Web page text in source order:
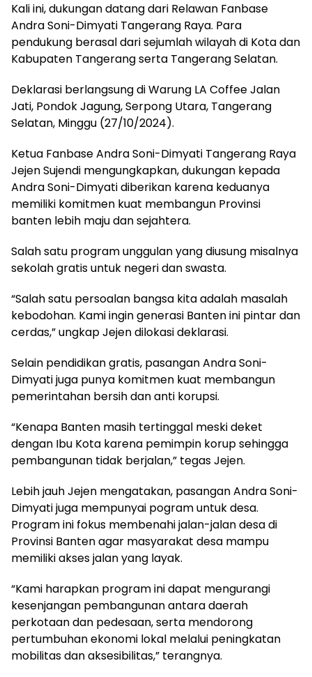
Kali ini, dukungan datang dari Relawan Fanbase
Andra Soni-Dimyati Tangerang Raya. Para
pendukung berasal dari sejumlah wilayah di Kota dan
Kabupaten Tangerang serta Tangerang Selatan.
Deklarasi berlangsung di Warung LA Coffee Jalan
Jati, Pondok Jagung, Serpong Utara, Tangerang
Selatan, Minggu (27/10/2024).
Ketua Fanbase Andra Soni-Dimyati Tangerang Raya
Jejen Sujendi mengungkapkan, dukungan kepada
Andra Soni-Dimyati diberikan karena keduanya
memiliki komitmen kuat membangun Provinsi
banten lebih maju dan sejahtera.
Salah satu program unggulan yang diusung misalnya
sekolah gratis untuk negeri dan swasta.
“Salah satu persoalan bangsa kita adalah masalah
kebodohan. Kami ingin generasi Banten ini pintar dan
cerdas,” ungkap Jejen dilokasi deklarasi.
Selain pendidikan gratis, pasangan Andra Soni-
Dimyati juga punya komitmen kuat membangun
pemerintahan bersih dan anti korupsi.
“Kenapa Banten masih tertinggal meski deket
dengan Ibu Kota karena pemimpin korup sehingga
pembangunan tidak berjalan,” tegas Jejen.
Lebih jauh Jejen mengatakan, pasangan Andra Soni-
Dimyati juga mempunyai pogram untuk desa.
Program ini fokus membenahi jalan-jalan desa di
Provinsi Banten agar masyarakat desa mampu
memiliki akses jalan yang layak.
“Kami harapkan program ini dapat mengurangi
kesenjangan pembangunan antara daerah
perkotaan dan pedesaan, serta mendorong
pertumbuhan ekonomi lokal melalui peningkatan
mobilitas dan aksesibilitas,” terangnya.